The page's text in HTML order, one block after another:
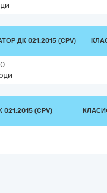
ДК 021:2015 (CPV)
(CPV)